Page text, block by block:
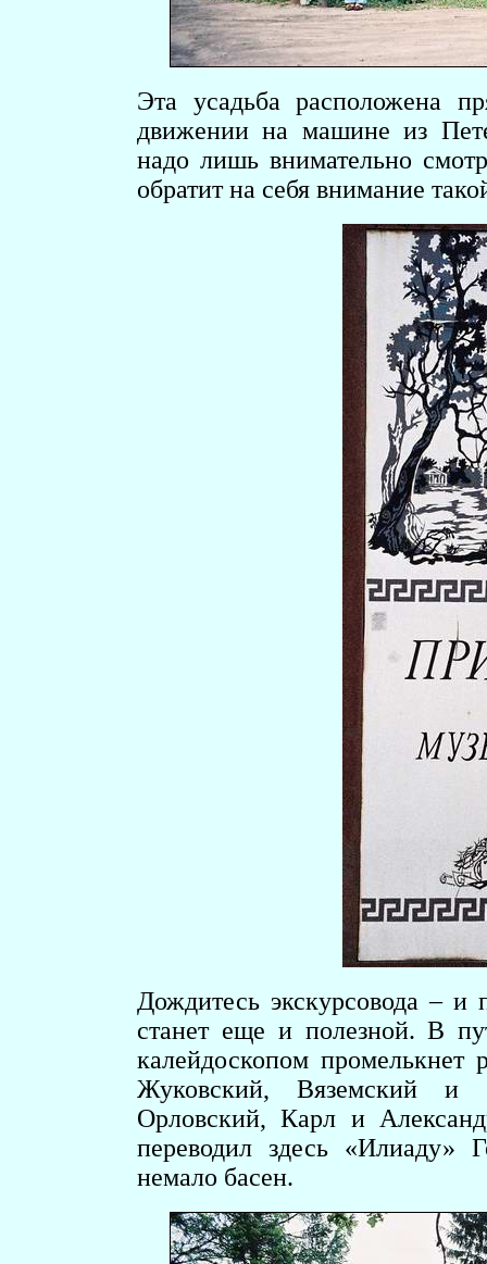
Эта усадьба расположена
движении на машине из
надо лишь внимательно
обратит на себя внимание
Дождитесь экскурсовода – и
станет еще и полезной. В
калейдоскопом
Жуковский, Вяземский и
Орловский, Карл и
переводил здесь
немало басен.